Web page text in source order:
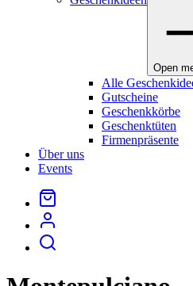
Open
Alle
Gutscheine
Geschenkkörbe
Geschenktüten
Firmenpräsente
Über uns
Events